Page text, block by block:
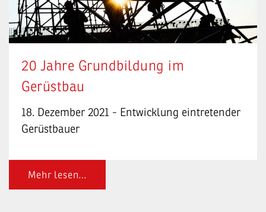
20 Jahre Grundbildung im
Gerüstbau
18. Dezember 2021 - Entwicklung eintretender
Gerüstbauer
Mehr lesen…